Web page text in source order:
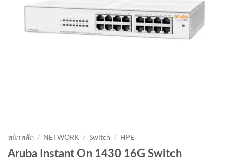
หน้าหลัก / NETWORK / Switch / HPE
Aruba Instant On 1430 16G Switch